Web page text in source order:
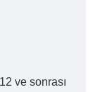
ve sonrası